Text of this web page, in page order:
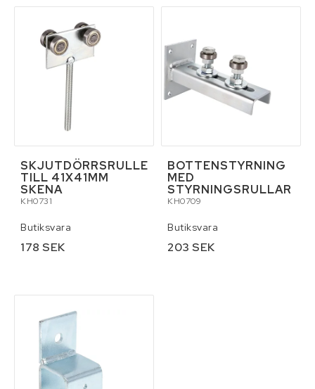
SKJUTDÖRRSRULLE
TILL 41X41MM
SKENA
KH0731
Butiksvara
178 SEK
BOTTENSTYRNING
MED
STYRNINGSRULLAR
KH0709
Butiksvara
203 SEK